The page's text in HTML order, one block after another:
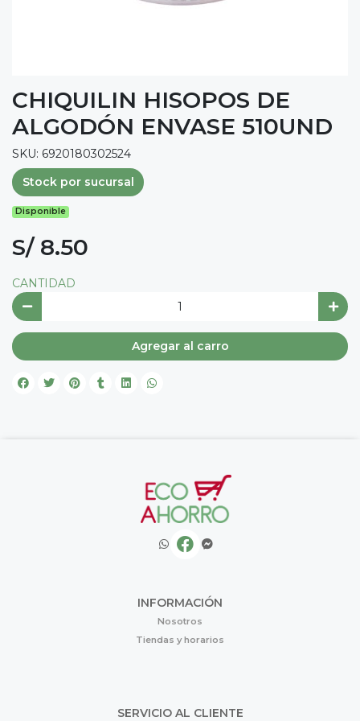
CHIQUILIN HISOPOS DE
ALGODÓN ENVASE 510UND
SKU: 6920180302524
Stock por sucursal
Disponible
S/ 8.50
CANTIDAD
Agregar al carro
INFORMACIÓN
Nosotros
Tiendas y horarios
SERVICIO AL CLIENTE